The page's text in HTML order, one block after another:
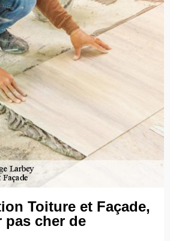
Toiture et Façade,
pas cher de